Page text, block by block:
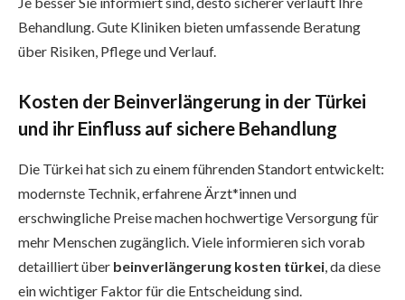
Behandlung. Gute Kliniken bieten umfassende Beratung
über Risiken, Pflege und Verlauf.
Kosten der Beinverlängerung in der Türkei
und ihr Einfluss auf sichere Behandlung
Die Türkei hat sich zu einem führenden Standort entwickelt:
modernste Technik, erfahrene Ärzt*innen und
erschwingliche Preise machen hochwertige Versorgung für
mehr Menschen zugänglich. Viele informieren sich vorab
detailliert über beinverlängerung kosten türkei, da diese
ein wichtiger Faktor für die Entscheidung sind.